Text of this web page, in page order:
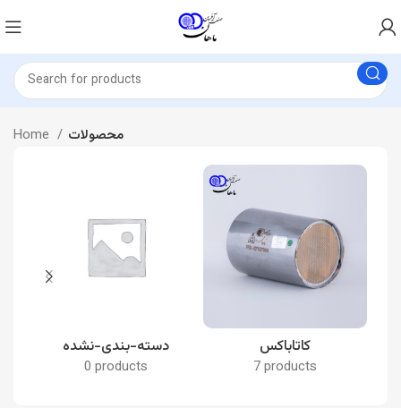
Home محصولات
دسته-بندی-نشده
0 products
کاتاباکس
7 products